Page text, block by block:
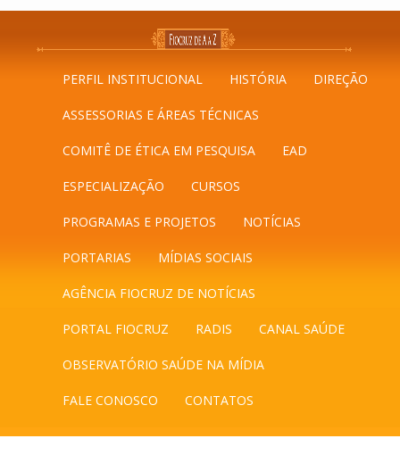
PERFIL INSTITUCIONAL HISTÓRIA DIREÇÃO
ASSESSORIAS E ÁREAS TÉCNICAS
COMITÊ DE ÉTICA EM PESQUISA EAD
ESPECIALIZAÇÃO CURSOS
PROGRAMAS E PROJETOS NOTÍCIAS
PORTARIAS MÍDIAS SOCIAIS
AGÊNCIA FIOCRUZ DE NOTÍCIAS
PORTAL FIOCRUZ RADIS CANAL SAÚDE
OBSERVATÓRIO SAÚDE NA MÍDIA
FALE CONOSCO CONTATOS